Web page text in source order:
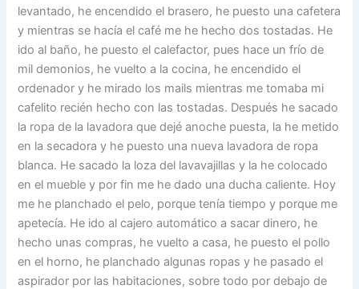
levantado, he encendido el brasero, he puesto una cafetera
y mientras se hacía el café me he hecho dos tostadas. He
ido al baño, he puesto el calefactor, pues hace un frío de
mil demonios, he vuelto a la cocina, he encendido el
ordenador y he mirado los mails mientras me tomaba mi
cafelito recién hecho con las tostadas. Después he sacado
la ropa de la lavadora que dejé anoche puesta, la he metido
en la secadora y he puesto una nueva lavadora de ropa
blanca. He sacado la loza del lavavajillas y la he colocado
en el mueble y por fin me he dado una ducha caliente. Hoy
me he planchado el pelo, porque tenía tiempo y porque me
apetecía. He ido al cajero automático a sacar dinero, he
hecho unas compras, he vuelto a casa, he puesto el pollo
en el horno, he planchado algunas ropas y he pasado el
aspirador por las habitaciones, sobre todo por debajo de